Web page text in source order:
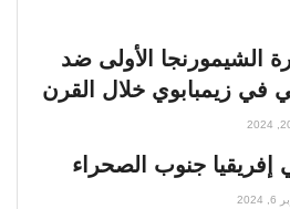
الشيمورنجا الأولى ضد
في زيمبابوي خلال القرن
إفريقيا جنوب الصحراء